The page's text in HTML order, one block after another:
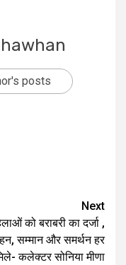
posts
Next
को बराबरी का दर्जा ,
सम्मान और समर्थन हर
कलेक्टर सोनिया मीणा